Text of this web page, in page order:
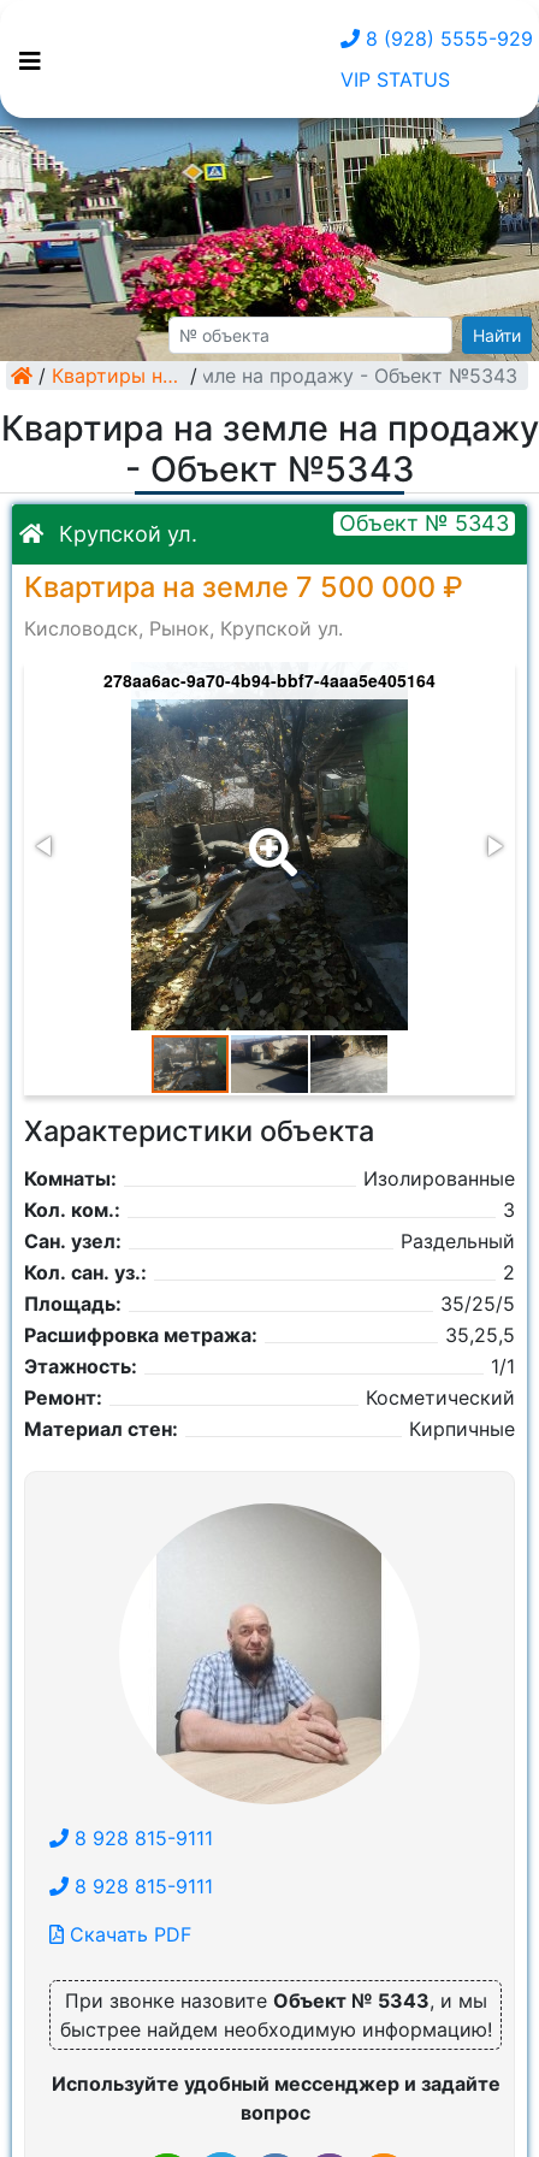
8 (928) 5555-929
VIP STATUS
Найти
/ Квартиры на земле /
Квартира на земле на продажу - Объект №5343
Квартира на земле на продажу
- Объект №5343
Крупской ул. Объект № 5343
Квартира на земле 7 500 000 ₽
Кисловодск, Рынок, Крупской ул.
278aa6ac-9a70-4b94-bbf7-4aaa5e405164
Характеристики объекта
Комнаты:
Изолированные
Кол. ком.:
3
Сан. узел:
Раздельный
Кол. сан. уз.:
2
Площадь:
35/25/5
Расшифровка метража:
35,25,5
Этажность:
1/1
Ремонт:
Косметический
Материал стен:
Кирпичные
8 928 815-9111
8 928 815-9111
Скачать PDF
При звонке назовите Объект № 5343, и мы
быстрее найдем необходимую информацию!
Используйте удобный мессенджер и задайте
вопрос